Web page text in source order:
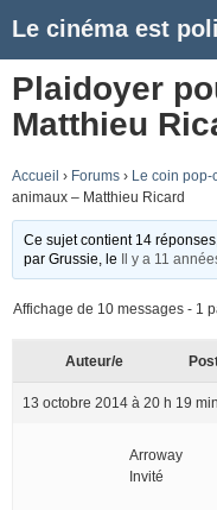
Le cinéma est
Plaidoyer
Matthieu
Accueil › Forums › Le coin pop-
animaux – Matthieu Ricard
Ce sujet contient 14
parGrussie , le Il y a 11
Affichage de 10 messages - 1
Auteur/e
13 octobre 2014 à 20 h 19 min
Arroway
Invité